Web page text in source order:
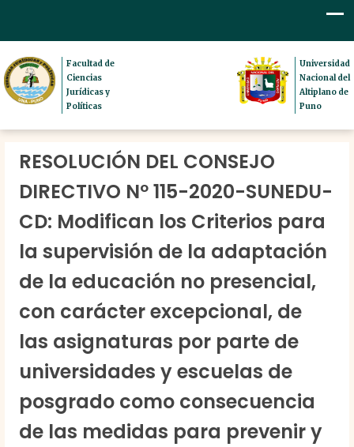
Facultad de
Ciencias
Jurídicas y
Políticas
Universidad
Nacional del
Altiplano de
Puno
RESOLUCIÓN DEL CONSEJO
DIRECTIVO Nº 115-2020-SUNEDU-
CD: Modifican los Criterios para
la supervisión de la adaptación
de la educación no presencial,
con carácter excepcional, de
las asignaturas por parte de
universidades y escuelas de
posgrado como consecuencia
de las medidas para prevenir y